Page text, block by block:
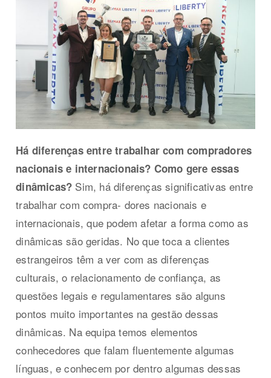
Há diferenças entre trabalhar com compradores
nacionais e internacionais? Como gere essas
dinâmicas? Sim, há diferenças significativas entre
trabalhar com compra- dores nacionais e
internacionais, que podem afetar a forma como as
dinâmicas são geridas. No que toca a clientes
estrangeiros têm a ver com as diferenças
culturais, o relacionamento de confiança, as
questões legais e regulamentares são alguns
pontos muito importantes na gestão dessas
dinâmicas. Na equipa temos elementos
conhecedores que falam fluentemente algumas
línguas, e conhecem por dentro algumas dessas